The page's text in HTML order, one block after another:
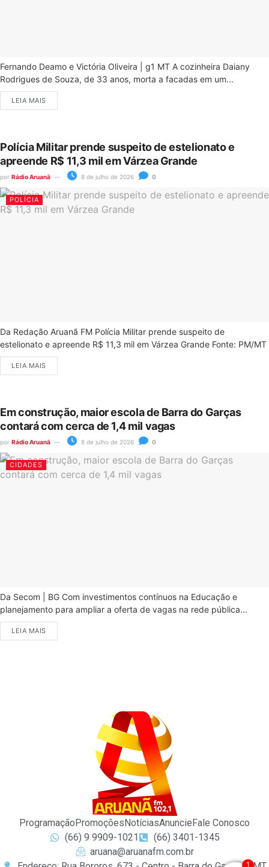
Fernando Deamo e Victória Oliveira | g1 MT A cozinheira Daiany
Rodrigues de Souza, de 33 anos, morta a facadas em um...
LEIA MAIS
Polícia Militar prende suspeito de estelionato e
apreende R$ 11,3 mil em Várzea Grande
por Rádio Aruanã 8 de julho de 2026 0
POLÍCIA
Da Redação Aruanã FM Polícia Militar prende suspeito de
estelionato e apreende R$ 11,3 mil em Várzea Grande Fonte: PM/MT
LEIA MAIS
Em construção, maior escola de Barra do Garças
contará com cerca de 1,4 mil vagas
por Rádio Aruanã 8 de julho de 2026 0
CIDADES
Da Secom | BG Com investimentos contínuos na Educação e
planejamento para ampliar a oferta de vagas na rede pública...
LEIA MAIS
Programação Promoções NotíciasAnuncie Fale Conosco
(66) 9 9909-1021
(66) 3401-1345
aruana@aruanafm.com.br
1